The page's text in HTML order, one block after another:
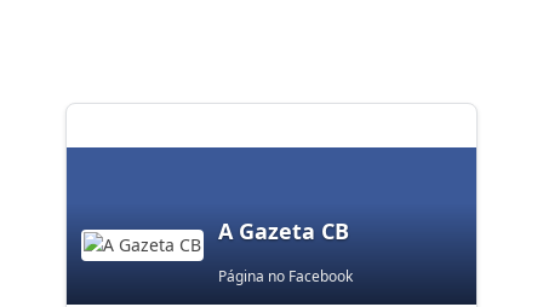
A Gazeta CB
Página no Facebook